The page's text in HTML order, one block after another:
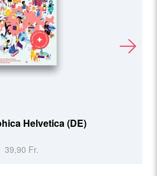
Helvetica (DE)
39,90 Fr.